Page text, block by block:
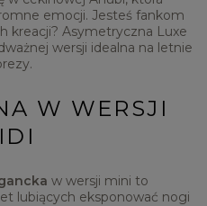
emocji. Jesteś fankom
kreacji? Asymetryczna Luxe
wersji idealna na letnie
W WERSJI
w wersji mini to
lubiących eksponować nogi